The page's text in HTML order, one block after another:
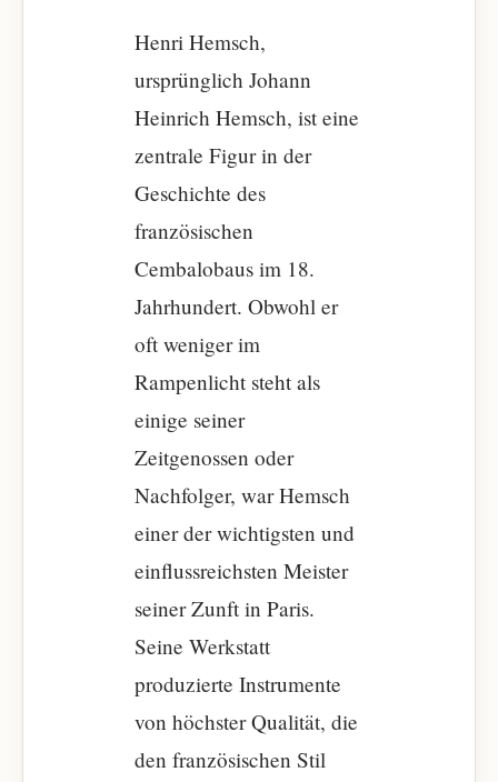
Henri Hemsch,
ursprünglich Johann
Heinrich Hemsch, ist eine
zentrale Figur in der
Geschichte des
französischen
Cembalobaus im 18.
Jahrhundert. Obwohl er
oft weniger im
Rampenlicht steht als
einige seiner
Zeitgenossen oder
Nachfolger, war Hemsch
einer der wichtigsten und
einflussreichsten Meister
seiner Zunft in Paris.
Seine Werkstatt
produzierte Instrumente
von höchster Qualität, die
den französischen Stil